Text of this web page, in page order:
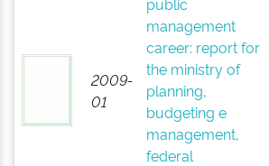
2009-
01
management
career: report for
the ministry of
planning,
budgeting e
management,
federal